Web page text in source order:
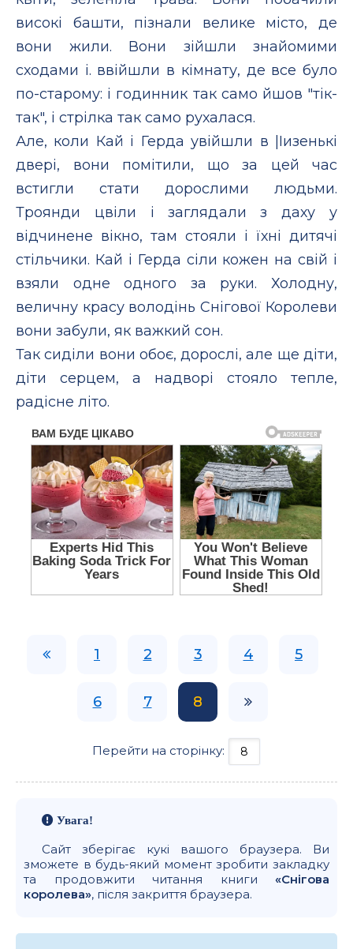
високі башти, пізнали велике місто, де
вони жили. Вони зійшли знайомими
сходами і. ввійшли в кімнату, де все було
по-старому: і годинник так само йшов "тік-
так", і стрілка так само рухалася.
Але, коли Кай і Герда увійшли в |Іизенькі
двері, вони помітили, що за цей час
встигли стати дорослими людьми.
Троянди цвіли і заглядали з даху у
відчинене вікно, там стояли і їхні дитячі
стільчики. Кай і Герда сіли кожен на свій і
взяли одне одного за руки. Холодну,
величну красу володінь Снігової Королеви
вони забули, як важкий сон.
Так сиділи вони обоє, дорослі, але ще діти,
діти серцем, а надворі стояло тепле,
радісне літо.
1 2 3 4 5
6 7 8
Перейти на сторінку:
Увага!
Сайт зберігає кукі вашого браузера. Ви
зможете в будь-який момент зробити закладку
та продовжити читання книги «Снігова
королева», після закриття браузера.